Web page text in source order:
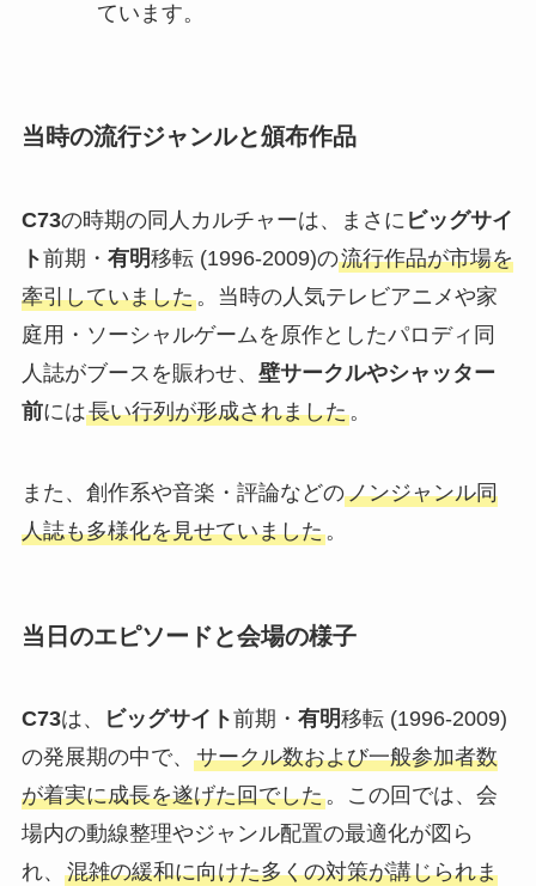
ています。
当時の流行ジャンルと頒布作品
C73の時期の同人カルチャーは、まさに ビッグサイ
ト前期・ 有明移転 (1996-2009)の流行作品が市場を
牽引していました。当時の人気テレビアニメや家
庭用・ソーシャルゲームを原作としたパロディ同
人誌がブースを賑わせ、 壁サークルやシャッター
前には長い行列が形成されました。
また、創作系や音楽・評論などのノンジャンル同
人誌も多様化を見せていました。
当日のエピソードと会場の様子
C73は、 ビッグサイト前期・ 有明移転 (1996-2009)
の発展期の中で、 サークル数および一般参加者数
が着実に成長を遂げた回でした。この回では、会
場内の動線整理やジャンル配置の最適化が図ら
れ、 混雑の緩和に向けた多くの対策が講じられま